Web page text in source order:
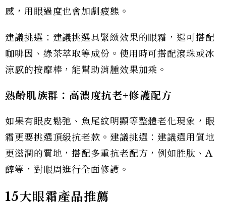
感，用眼過度也會加劇疲態。
建議挑選：建議挑選具緊緻效果的眼霜，還可搭配
咖啡因、綠茶萃取等成份。使用時可搭配滾珠或冰
涼感的按摩棒，能幫助消腫效果加乘。
熟齡肌族群：高濃度抗老+修護配方
如果有眼皮鬆弛、魚尾紋明顯等整體老化現象，眼
霜更要挑選頂級抗老款。建議挑選：建議選用質地
更滋潤的質地，搭配多重抗老配方，例如胜肽、A
醇等，對眼周進行全面修護。
15大眼霜產品推薦